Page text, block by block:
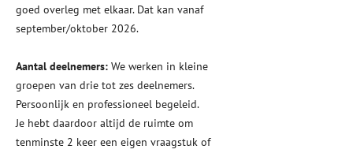
goed overleg met elkaar. Dat kan vanaf
september/oktober 2026.
Aantal deelnemers: We werken in kleine
groepen van drie tot zes deelnemers.
Persoonlijk en professioneel begeleid.
Je hebt daardoor altijd de ruimte om
tenminste 2 keer een eigen vraagstuk of